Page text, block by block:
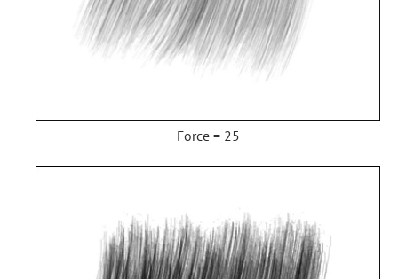
Force = 25